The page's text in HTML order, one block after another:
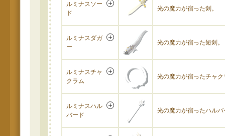
ルミナスソー
ド
光の魔力が宿った剣。
ルミナスダガ
ー
光の魔力が宿った短剣。
ルミナスチャ
クラム
光の魔力が宿ったチャク
ルミナスハル
バード
光の魔力が宿ったハルバ